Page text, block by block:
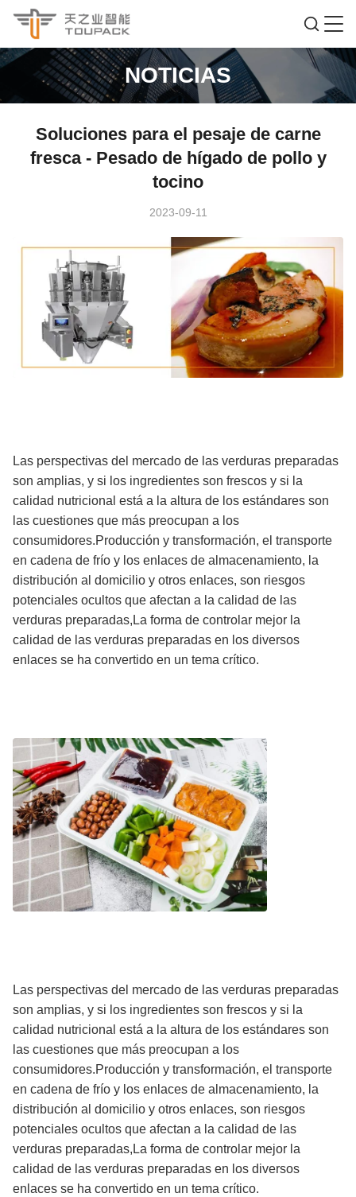
NOTICIAS
Soluciones para el pesaje de carne
fresca - Pesado de hígado de pollo y
tocino
2023-09-11
Las perspectivas del mercado de las verduras preparadas
son amplias, y si los ingredientes son frescos y si la
calidad nutricional está a la altura de los estándares son
las cuestiones que más preocupan a los
consumidores.Producción y transformación, el transporte
en cadena de frío y los enlaces de almacenamiento, la
distribución al domicilio y otros enlaces, son riesgos
potenciales ocultos que afectan a la calidad de las
verduras preparadas,La forma de controlar mejor la
calidad de las verduras preparadas en los diversos
enlaces se ha convertido en un tema crítico.
Las perspectivas del mercado de las verduras preparadas
son amplias, y si los ingredientes son frescos y si la
calidad nutricional está a la altura de los estándares son
las cuestiones que más preocupan a los
consumidores.Producción y transformación, el transporte
en cadena de frío y los enlaces de almacenamiento, la
distribución al domicilio y otros enlaces, son riesgos
potenciales ocultos que afectan a la calidad de las
verduras preparadas,La forma de controlar mejor la
calidad de las verduras preparadas en los diversos
enlaces se ha convertido en un tema crítico.